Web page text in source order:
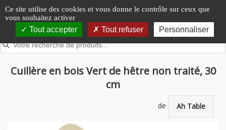
Panneau de gestion des cookies
Ce site utilise des cookies et vous donne le contrôle sur ceux que
vous souhaitez activer
Tout accepter Tout refuser Personnaliser
Cuillère en bois Vert de hêtre non traité, 30
cm
de Ah Table